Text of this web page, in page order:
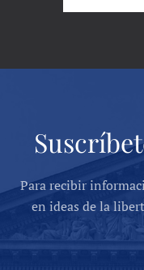
Para recibir
en ideas de la